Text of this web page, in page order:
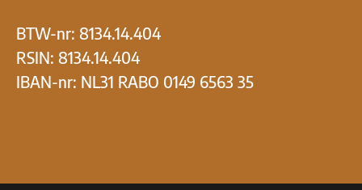
BTW-nr: 8134.14.404
RSIN: 8134.14.404
IBAN-nr: NL31 RABO 0149 6563 35